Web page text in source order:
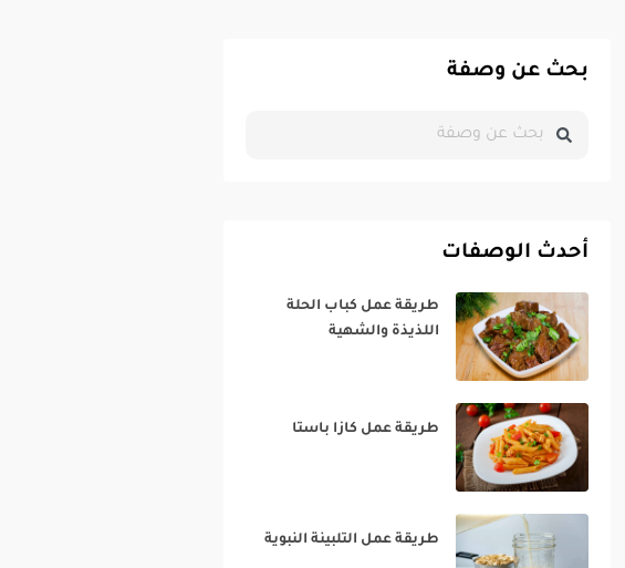
بحث عن وصفة
أحدث الوصفات
طريقة عمل كباب الحلة
اللذيذة والشهية‎
طريقة عمل كازا باستا‎
طريقة عمل التلبينة النبوية‎